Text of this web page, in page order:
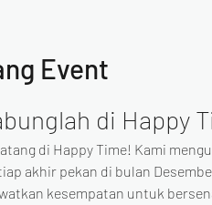
Event
di Happy
di Happy Time! Kami
akhir pekan di bulan
kesempatan untuk